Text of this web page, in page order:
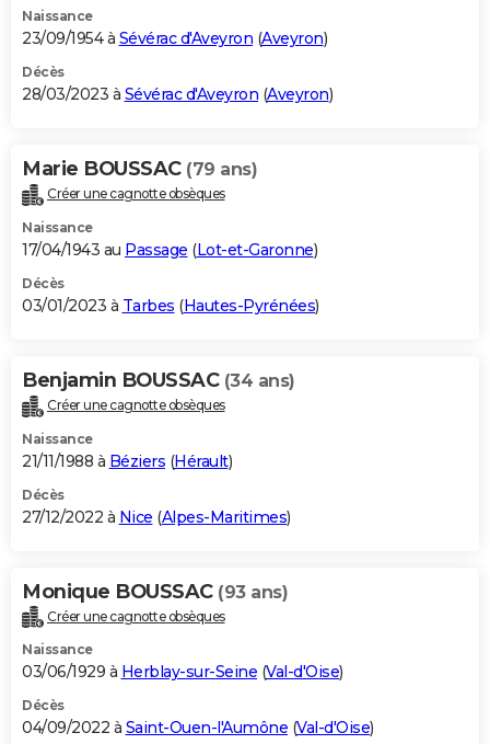
Naissance
23/09/1954 à Sévérac d'Aveyron (Aveyron)
Décès
28/03/2023 à Sévérac d'Aveyron (Aveyron)
Marie BOUSSAC (79 ans)
Créer une cagnotte obsèques
Naissance
17/04/1943 au Passage (Lot-et-Garonne)
Décès
03/01/2023 à Tarbes (Hautes-Pyrénées)
Benjamin BOUSSAC (34 ans)
Créer une cagnotte obsèques
Naissance
21/11/1988 à Béziers (Hérault)
Décès
27/12/2022 à Nice (Alpes-Maritimes)
Monique BOUSSAC (93 ans)
Créer une cagnotte obsèques
Naissance
03/06/1929 à Herblay-sur-Seine (Val-d'Oise)
Décès
04/09/2022 à Saint-Ouen-l'Aumône (Val-d'Oise)